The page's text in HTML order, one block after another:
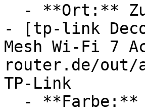
- [tp-link Deco
Mesh Wi-Fi 7
router.de/out/
TP-Link